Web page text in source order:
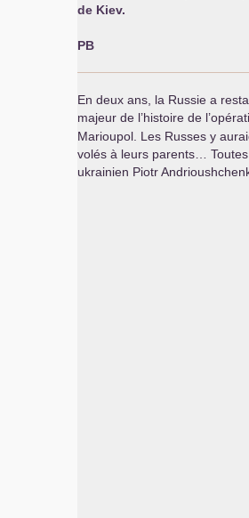
de Kiev.
PB
En deux ans, la Russie a
majeur de l’histoire de
Marioupol. Les Russes y
volés à leurs parents…
ukrainien Piotr